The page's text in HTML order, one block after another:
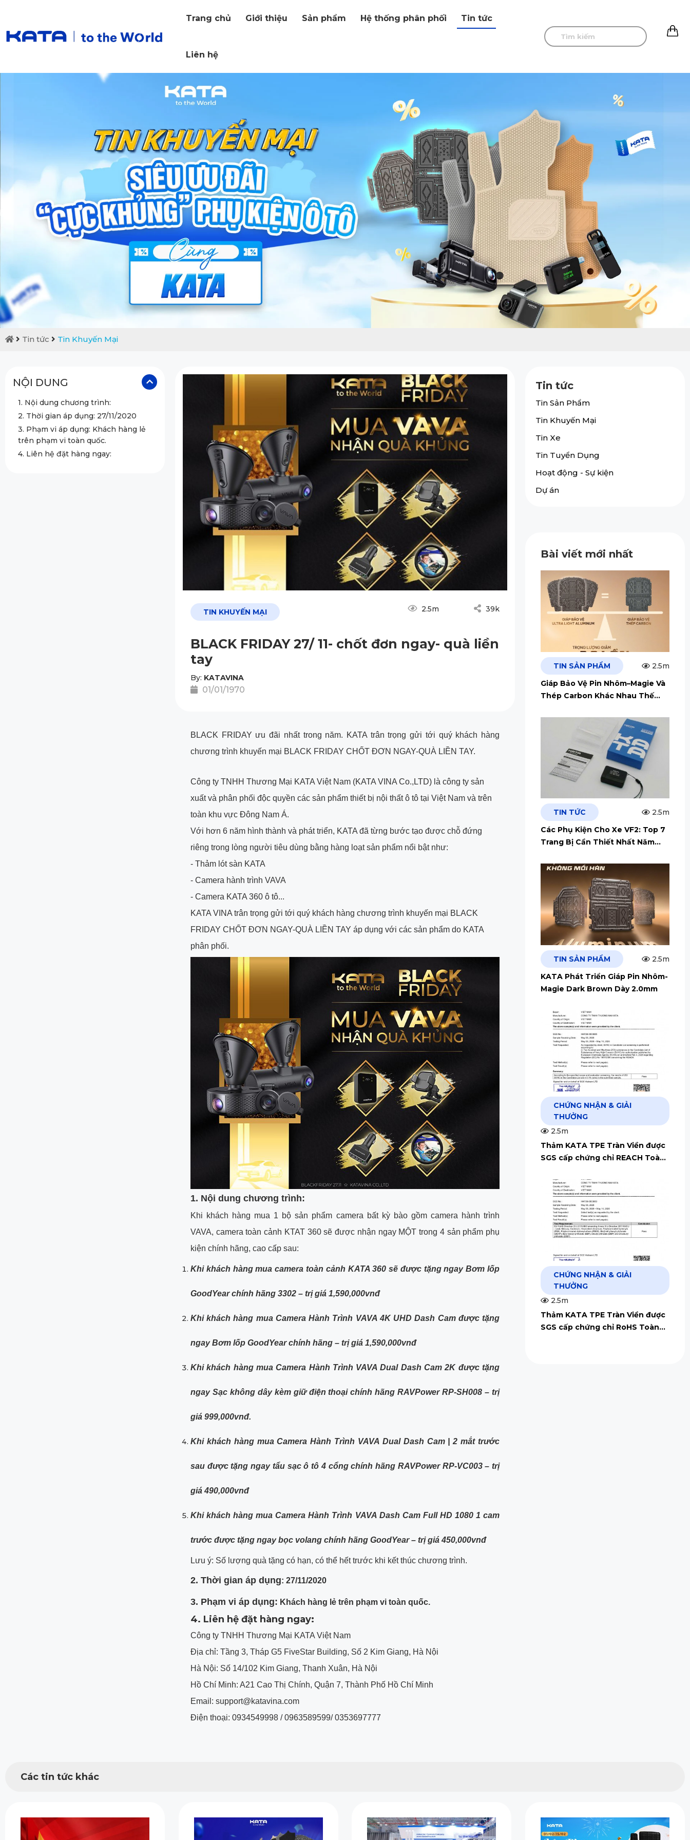
Trang chủ Giới thiệu Sản phẩm Hệ thống phân phối Tin tức
Liên hệ
Tin tức Tin Khuyến Mại
NỘI DUNG
1. Nội dung chương trình:
2. Thời gian áp dụng: 27/11/2020
3. Phạm vi áp dụng: Khách hàng lẻ
trên phạm vi toàn quốc.
4. Liên hệ đặt hàng ngay:
TIN KHUYẾN MẠI 2.5m 39k
BLACK FRIDAY 27/ 11- chốt đơn ngay- quà liền
tay
By: KATAVINA
01/01/1970
BLACK FRIDAY ưu đãi nhất trong năm. KATA trân trọng gửi tới quý khách hàng
chương trình khuyến mại BLACK FRIDAY CHỐT ĐƠN NGAY-QUÀ LIỀN TAY.
Công ty TNHH Thương Mại KATA Việt Nam (KATA VINA Co.,LTD) là công ty sản
xuất và phân phối độc quyền các sản phẩm thiết bị nội thất ô tô tại Việt Nam và trên
toàn khu vực Đông Nam Á.
Với hơn 6 năm hình thành và phát triển, KATA đã từng bước tạo được chỗ đứng
riêng trong lòng người tiêu dùng bằng hàng loạt sản phẩm nổi bật như:
- Thảm lót sàn KATA
- Camera hành trình VAVA
- Camera KATA 360 ô tô...
KATA VINA trân trọng gửi tới quý khách hàng chương trình khuyến mại BLACK
FRIDAY CHỐT ĐƠN NGAY-QUÀ LIỀN TAY áp dụng với các sản phẩm do KATA
phân phối.
1. Nội dung chương trình:
Khi khách hàng mua 1 bộ sản phẩm camera bất kỳ bào gồm camera hành trình
VAVA, camera toàn cảnh KTAT 360 sẽ được nhận ngay MỘT trong 4 sản phẩm phụ
kiện chính hãng, cao cấp sau:
Khi khách hàng mua camera toàn cảnh KATA 360 sẽ được tặng ngay Bơm lốp
GoodYear chính hãng 3302 – trị giá 1,590,000vnđ
Khi khách hàng mua Camera Hành Trình VAVA 4K UHD Dash Cam được tặng
ngay Bơm lốp GoodYear chính hãng – trị giá 1,590,000vnđ
Khi khách hàng mua Camera Hành Trình VAVA Dual Dash Cam 2K được tặng
ngay Sạc không dây kèm giữ điện thoại chính hãng RAVPower RP-SH008 – trị
giá 999,000vnđ.
Khi khách hàng mua Camera Hành Trình VAVA Dual Dash Cam | 2 mắt trước
sau được tặng ngay tẩu sạc ô tô 4 cổng chính hãng RAVPower RP-VC003 – trị
giá 490,000vnđ
Khi khách hàng mua Camera Hành Trình VAVA Dash Cam Full HD 1080 1 cam
trước được tặng ngay bọc volang chính hãng GoodYear – trị giá 450,000vnđ
Lưu ý: Số lượng quà tặng có hạn, có thể hết trước khi kết thúc chương trình.
2. Thời gian áp dụng: 27/11/2020
3. Phạm vi áp dụng: Khách hàng lẻ trên phạm vi toàn quốc.
4. Liên hệ đặt hàng ngay:
Công ty TNHH Thương Mại KATA Việt Nam
Địa chỉ: Tầng 3, Tháp G5 FiveStar Building, Số 2 Kim Giang, Hà Nội
Hà Nội: Số 14/102 Kim Giang, Thanh Xuân, Hà Nội
Hồ Chí Minh: A21 Cao Thị Chính, Quận 7, Thành Phố Hồ Chí Minh
Email: support@katavina.com
Điện thoại: 0934549998 / 0963589599/ 0353697777
Tin tức
Tin Sản Phẩm
Tin Khuyến Mại
Tin Xe
Tin Tuyển Dụng
Hoạt động - Sự kiện
Dự án
Bài viết mới nhất
TIN SẢN PHẨM
2.5m
Giáp Bảo Vệ Pin Nhôm–Magie Và
Thép Carbon Khác Nhau Thế
TIN TỨC
2.5m
Các Phụ Kiện Cho Xe VF2: Top 7
Trang Bị Cần Thiết Nhất Năm
TIN SẢN PHẨM
2.5m
KATA Phát Triển Giáp Pin Nhôm-
Magie Dark Brown Dày 2.0mm
CHỨNG NHẬN & GIẢI
THƯỞNG
2.5m
Thảm KATA TPE Tràn Viền được
SGS cấp chứng chỉ REACH Toàn
CHỨNG NHẬN & GIẢI
THƯỞNG
2.5m
Thảm KATA TPE Tràn Viền được
SGS cấp chứng chỉ RoHS Toàn
Các tin tức khác